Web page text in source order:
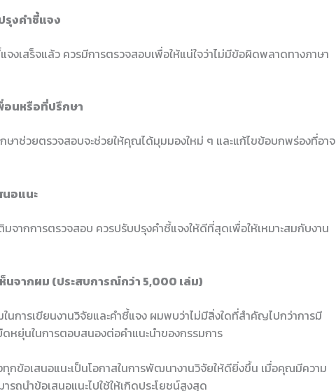
รุงคำชี้แจง
งเสร็จแล้ว ควรมีการตรวจสอบเพื่อให้แน่ใจว่าไม่มีข้อผิดพลาดทางภาษา
อนหรือที่ปรึกษา
ษาช่วยตรวจสอบจะช่วยให้คุณได้มุมมองใหม่ ๆ และแก้ไขข้อบกพร่องที่อาจ
นอแนะ
มจากการตรวจสอบ ควรปรับปรุงคำชี้แจงให้ดีที่สุดเพื่อให้เหมาะสมกับงาน
นจากผม (ประสบการณ์กว่า 5,000 เล่ม)
นการเขียนงานวิจัยและคำชี้แจง ผมพบว่าไม่มีสิ่งใดที่สำคัญไปกว่าการมี
หยุ่นในการตอบสนองต่อคำแนะนำของกรรมการ
กข้อเสนอแนะเป็นโอกาสในการพัฒนางานวิจัยให้ดียิ่งขึ้น เมื่อคุณมีความ
รถนำข้อเสนอแนะไปใช้ให้เกิดประโยชน์สูงสุด